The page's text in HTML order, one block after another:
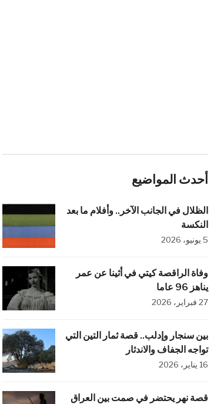
أحدث المواضيع
الظلال في الجانب الآخر.. وأفلام ما بعد
النكسة
5 يونيو، 2026
وفاة الراقصة كيتي في أثينا عن عمر
يناهز 96 عاما
27 فبراير، 2026
بين سنجار وإدلب.. قصة ثمار التين التي
تواجه الجفاف والاندثار
16 يناير، 2026
قصة نهر يحتضر في صمت بين العراق